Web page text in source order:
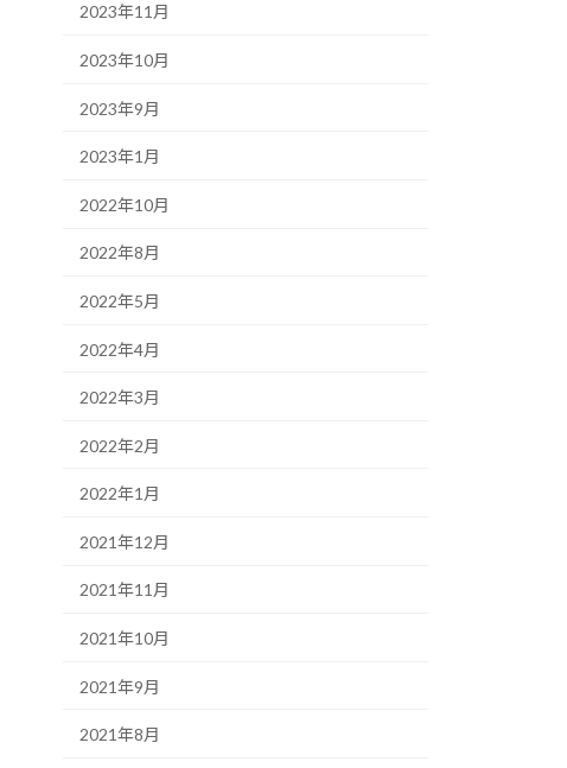
2023年11月
2023年10月
2023年9月
2023年1月
2022年10月
2022年8月
2022年5月
2022年4月
2022年3月
2022年2月
2022年1月
2021年12月
2021年11月
2021年10月
2021年9月
2021年8月